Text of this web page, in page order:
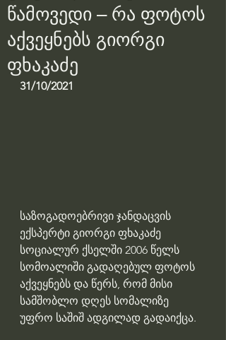
წამოვედი – რა ფოტოს
აქვეყნებს გიორგი
ფხაკაძე
31/10/2021
საზოგადოებრივი ჯანდაცვის
ექსპერტი გიორგი ფხაკაძე
სოციალურ ქსელში 2006 წელს
სომოალიში გადაღებულ ფოტოს
აქვეყნებს და წერს, რომ მისი
სამშობლო დღეს სომალიზე
უფრო საშიშ ადგილად გადაიქცა.